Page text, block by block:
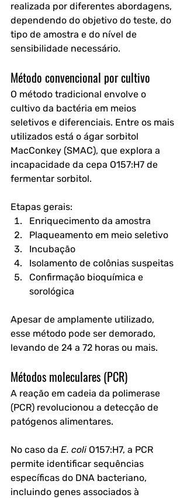
realizada por diferentes abordagens,
dependendo do objetivo do teste, do
tipo de amostra e do nível de
sensibilidade necessário.
Método convencional por cultivo
O método tradicional envolve o
cultivo da bactéria em meios
seletivos e diferenciais. Entre os mais
utilizados está o ágar sorbitol
MacConkey (SMAC), que explora a
incapacidade da cepa O157:H7 de
fermentar sorbitol.
Etapas gerais:
Enriquecimento da amostra
Plaqueamento em meio seletivo
Incubação
Isolamento de colônias suspeitas
Confirmação bioquímica e
sorológica
Apesar de amplamente utilizado,
esse método pode ser demorado,
levando de 24 a 72 horas ou mais.
Métodos moleculares (PCR)
A reação em cadeia da polimerase
(PCR) revolucionou a detecção de
patógenos alimentares.
No caso da E. coli O157:H7, a PCR
permite identificar sequências
específicas do DNA bacteriano,
incluindo genes associados à